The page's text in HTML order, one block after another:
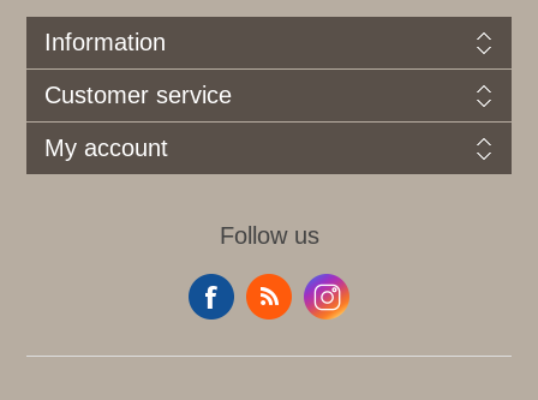
Information
Customer service
My account
Follow us